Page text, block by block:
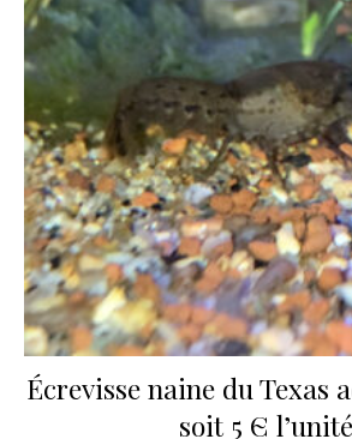
Écrevisse naine du Texas
soit 5 Є